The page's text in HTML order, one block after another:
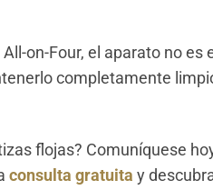
on-Four, el aparato no es
completamente
flojas? Comuníquese
consulta gratuita y